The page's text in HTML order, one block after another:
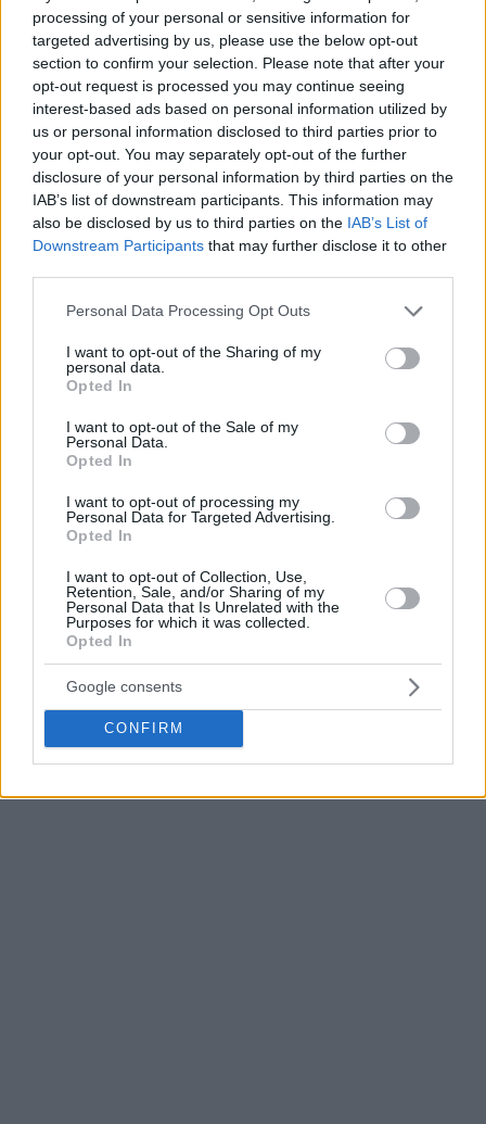
processing of your personal or sensitive information for
targeted advertising by us, please use the below opt-out
section to confirm your selection. Please note that after your
opt-out request is processed you may continue seeing
interest-based ads based on personal information utilized by
us or personal information disclosed to third parties prior to
your opt-out. You may separately opt-out of the further
disclosure of your personal information by third parties on the
IAB’s list of downstream participants. This information may
also be disclosed by us to third parties on the IAB’s List of
Downstream Participants that may further disclose it to other
Please note that this website/app uses one or more Google
not limited to your visit or usage behaviour. You may click to
grant or deny consent to Google and its third-party tags to
use your data for below specified purposes in below Google
consent section.
Personal Data Processing Opt Outs
I want to opt-out of the Sharing of my
personal data.
Opted In
I want to opt-out of the Sale of my
Personal Data.
Opted In
I want to opt-out of processing my
Personal Data for Targeted Advertising.
Opted In
I want to opt-out of Collection, Use,
Retention, Sale, and/or Sharing of my
Personal Data that Is Unrelated with the
Purposes for which it was collected.
Opted In
Google consents
CONFIRM
Πρώτος σκόρερ για τους νικητές ήταν ο Μπλάκμον με 23
πόντους (6/8 τρίποντα), με 7 ριμπάουντ, 4 ασίστ και 2
κλεψίματα, ενώ άλλους 12 πρόσθεσαν οι Σκουλίδας (7
ριμπάουντ) και Μπράντφορντ (2 ασίστ). Στους 8 πόντους
σταμάτησε οΒαγγέλης Μάντζαρης που είχε και 5 ασίστ.